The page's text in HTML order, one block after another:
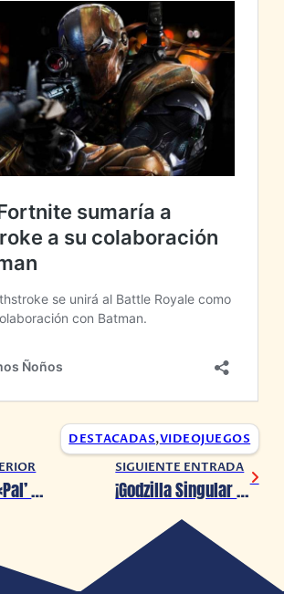
DESTACADAS,VIDEOJUEGOS
Siddhartha: «Pal’ Norte Virtual 2021 es un proyecto que nació de la adversidad»
SIGUIENTE ENTRADA
¡Godzilla Singular Point llegará en 2021 a América!